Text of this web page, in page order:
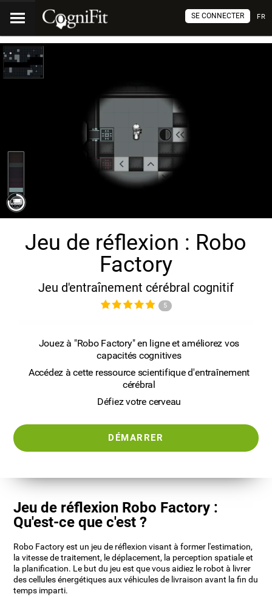
FR
SE CONNECTER
Jeu de réflexion : Robo
Factory
Jeu d'entraînement cérébral cognitif
5
Jouez à "Robo Factory" en ligne et améliorez vos
capacités cognitives
Accédez à cette ressource scientifique d'entraînement
cérébral
Défiez votre cerveau
DÉMARRER
Jeu de réflexion Robo Factory :
Qu'est-ce que c'est ?
Robo Factory est un jeu de réflexion visant à former l'estimation,
la vitesse de traitement, le déplacement, la perception spatiale et
la planification. Le but du jeu est que vous aidiez le robot à livrer
des cellules énergétiques aux véhicules de livraison avant la fin du
temps imparti.